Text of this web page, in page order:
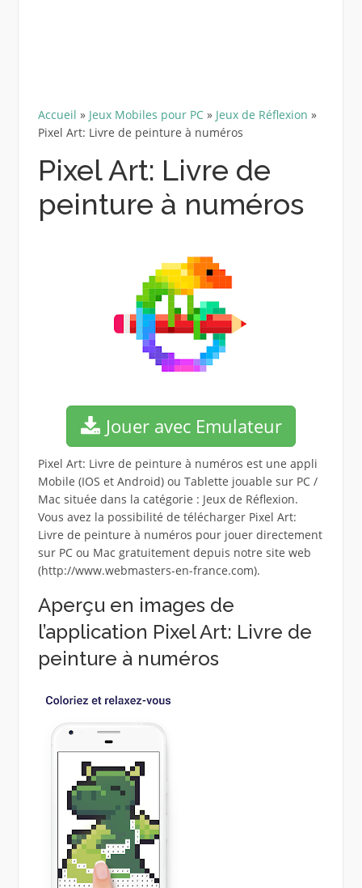
Accueil » Jeux Mobiles pour PC» Jeux de Réflexion »
Pixel Art: Livre de peinture à numéros
Pixel Art: Livre de
peinture à numéros
Jouer avec Emulateur
Pixel Art: Livre de peinture à numéros est une appli
Mobile (IOS et Android) ou Tablette jouable sur PC /
Mac située dans la catégorie : Jeux de Réflexion.
Vous avez la possibilité de télécharger Pixel Art:
Livre de peinture à numéros pour jouer directement
sur PC ou Mac gratuitement depuis notre site web
(http://www.webmasters-en-france.com).
Aperçu en images de
l’application Pixel Art: Livre de
peinture à numéros